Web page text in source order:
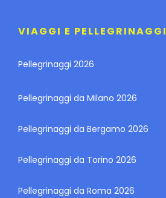
VIAGGI E PELLEGRINAGGI
Pellegrinaggi 2026
Pellegrinaggi da Milano 2026
Pellegrinaggi da Bergamo 2026
Pellegrinaggi da Torino 2026
Pellegrinaggi da Roma 2026